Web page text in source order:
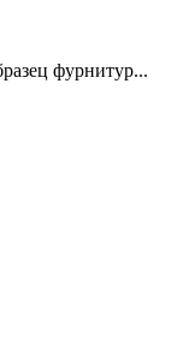
фурнитур...